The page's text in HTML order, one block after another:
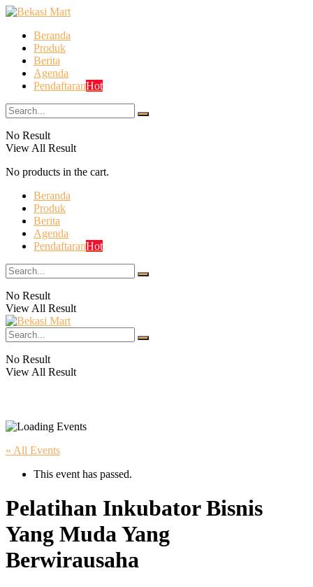
Beranda
Produk
Berita
Agenda
PendaftaranHot
No Result
View All Result
No products in the cart.
Beranda
Produk
Berita
Agenda
PendaftaranHot
No Result
View All Result
No Result
View All Result
« All Events
This event has passed.
Pelatihan Inkubator Bisnis
Yang Muda Yang
Berwirausaha